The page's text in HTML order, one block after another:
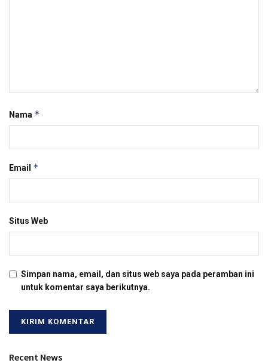
Nama *
Email *
Situs Web
Simpan nama, email, dan situs web saya pada peramban ini
untuk komentar saya berikutnya.
Recent News